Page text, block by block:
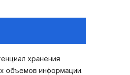
хранения
объемов информации.